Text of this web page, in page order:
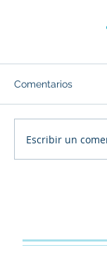
Examen de
Comentarios
Escribir un